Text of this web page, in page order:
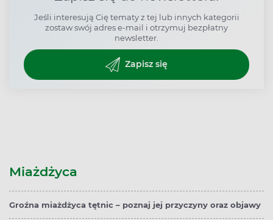
Jeśli interesują Cię tematy z tej lub innych kategorii
zostaw swój adres e-mail i otrzymuj bezpłatny
newsletter.
Zapisz się
Miażdżyca
Groźna miażdżyca tętnic – poznaj jej przyczyny oraz objawy